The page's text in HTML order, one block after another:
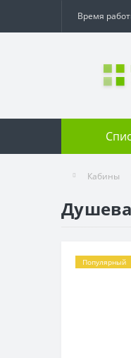
Время
Кабины
Популярный